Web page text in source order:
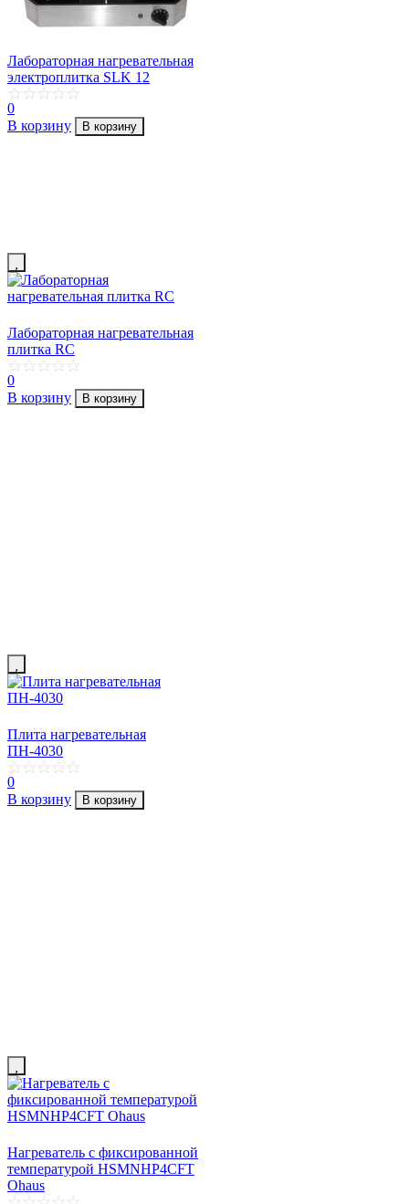
Лабораторная нагревательная
электроплитка SLK 12
0
В корзину
В корзину
Лабораторная нагревательная
плитка RC
0
В корзину
В корзину
Плита нагревательная
ПН-4030
0
В корзину
В корзину
Нагреватель с фиксированной
температурой HSMNHP4CFT
Ohaus